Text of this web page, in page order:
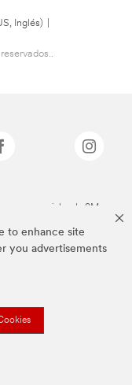
to enhance site
you advertisements
Inglés)
comerciales de 3M.